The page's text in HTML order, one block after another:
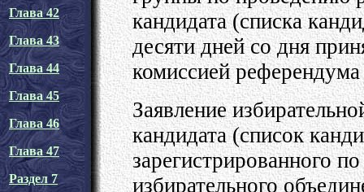
Глава 42
Глава 43
Глава 44
Глава 45
Глава 46
Глава 47
Раздел 7
кандидата (списка
десяти дней со дня
комиссией
Заявление
кандидата (список
зарегистрированного
избирательного